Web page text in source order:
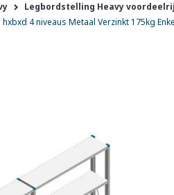
Legbordstelling Heavy
4 niveaus Metaal Verzinkt 175kg